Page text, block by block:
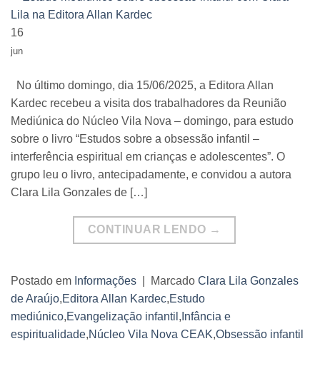
16
jun
No último domingo, dia 15/06/2025, a Editora Allan
Kardec recebeu a visita dos trabalhadores da Reunião
Mediúnica do Núcleo Vila Nova – domingo, para estudo
sobre o livro “Estudos sobre a obsessão infantil –
interferência espiritual em crianças e adolescentes”. O
grupo leu o livro, antecipadamente, e convidou a autora
Clara Lila Gonzales de […]
CONTINUAR LENDO →
Postado em Informações Marcado Clara Lila Gonzales
de Araújo,Editora Allan Kardec,Estudo
mediúnico,Evangelização infantil , Infância e
espiritualidade,Núcleo Vila Nova CEAK,Obsessão infantil